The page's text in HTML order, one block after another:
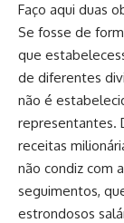
Faço aqui duas
Se fosse de
que
de diferentes
não é
representantes.
receitas
não condiz com
seguimentos,
estrondosos